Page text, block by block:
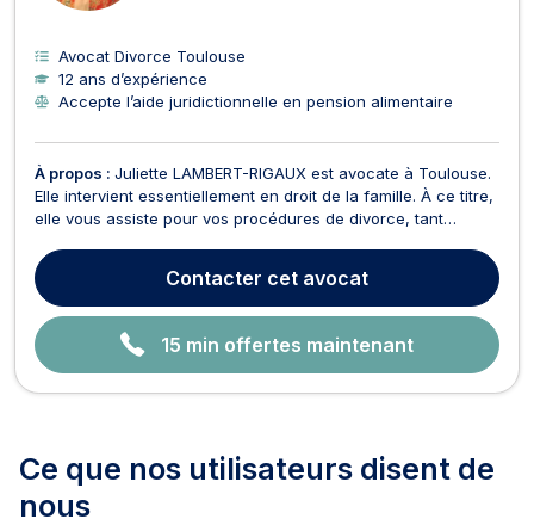
Avocat Divorce Toulouse
12 ans d’expérience
Accepte l’aide juridictionnelle en pension alimentaire
À propos : Juliette LAMBERT-RIGAUX est avocate à Toulouse.
Elle intervient essentiellement en droit de la famille. À ce titre,
elle vous assiste pour vos procédures de divorce, tant
mutuel, divorce pour faute, divorce pour altération définitive
du lien conjugal et divorce pour accep...
Contacter cet avocat
15 min offertes maintenant
Ce que nos utilisateurs disent de
nous